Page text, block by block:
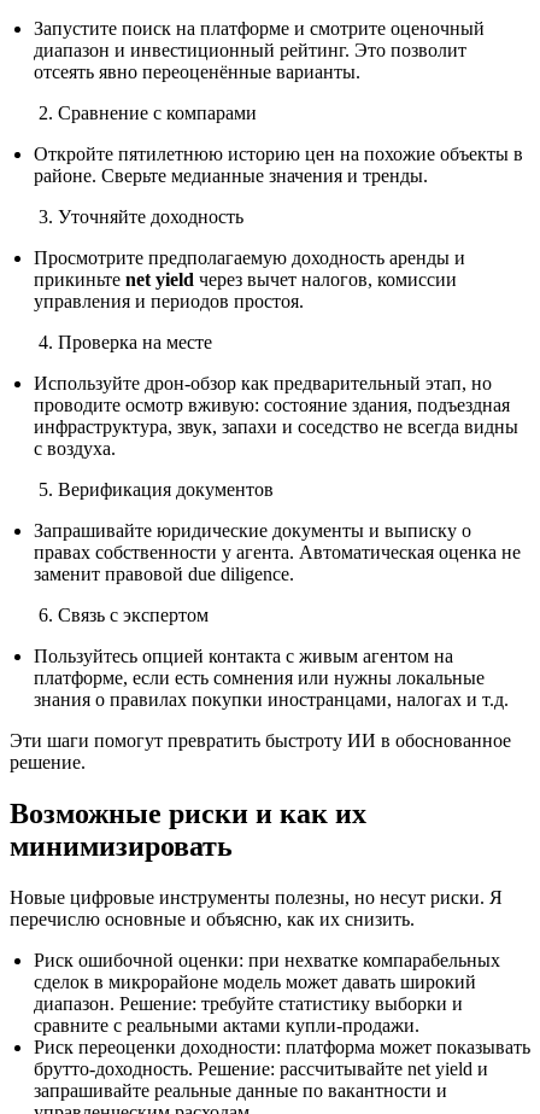
Запустите поиск на платформе и смотрите оценочный
диапазон и инвестиционный рейтинг. Это позволит
отсеять явно переоценённые варианты.
Сравнение с компарами
Откройте пятилетнюю историю цен на похожие объекты в
районе. Сверьте медианные значения и тренды.
Уточняйте доходность
Просмотрите предполагаемую доходность аренды и
прикиньте net yield через вычет налогов, комиссии
управления и периодов простоя.
Проверка на месте
Используйте дрон‑обзор как предварительный этап, но
проводите осмотр вживую: состояние здания, подъездная
инфраструктура, звук, запахи и соседство не всегда видны
с воздуха.
Верификация документов
Запрашивайте юридические документы и выписку о
правах собственности у агента. Автоматическая оценка не
заменит правовой due diligence.
Связь с экспертом
Пользуйтесь опцией контакта с живым агентом на
платформе, если есть сомнения или нужны локальные
знания о правилах покупки иностранцами, налогах и т.д.
Эти шаги помогут превратить быстроту ИИ в обоснованное
решение.
Возможные риски и как их
минимизировать
Новые цифровые инструменты полезны, но несут риски. Я
перечислю основные и объясню, как их снизить.
Риск ошибочной оценки: при нехватке компарабельных
сделок в микрорайоне модель может давать широкий
диапазон. Решение: требуйте статистику выборки и
сравните с реальными актами купли‑продажи.
Риск переоценки доходности: платформа может показывать
брутто‑доходность. Решение: рассчитывайте net yield и
запрашивайте реальные данные по вакантности и